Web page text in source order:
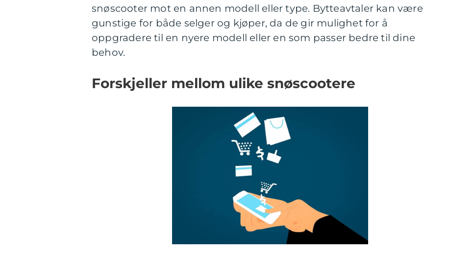
snøscooter mot en annen modell eller type. Bytteavtaler kan være
gunstige for både selger og kjøper, da de gir mulighet for å
oppgradere til en nyere modell eller en som passer bedre til dine
behov.
Forskjeller mellom ulike snøscootere